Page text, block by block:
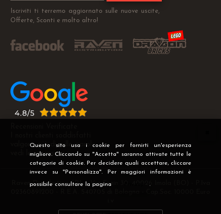
Questo sito usa i cookie per fornirti un'esperienza
migliore. Cliccando su "Accetta" saranno attivate tutte le
categorie di cookie. Per decidere quali accettare, cliccare
invece su "Personalizza". Per maggiori informazioni è
possibile consultare la pagina .
Iscriviti ti terremo aggiornato sulle nuove uscite,
Offerte, Sconti e molto altro!
valgono più di mille parole
vedi le recensioni >
Raven Distribution SRL - Via Fanin 30, 40026 Imola (BO) - P.Iva